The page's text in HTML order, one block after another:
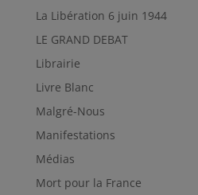
La Libération 6 juin 1944
LE GRAND DEBAT
Librairie
Livre Blanc
Malgré-Nous
Manifestations
Médias
Mort pour la France